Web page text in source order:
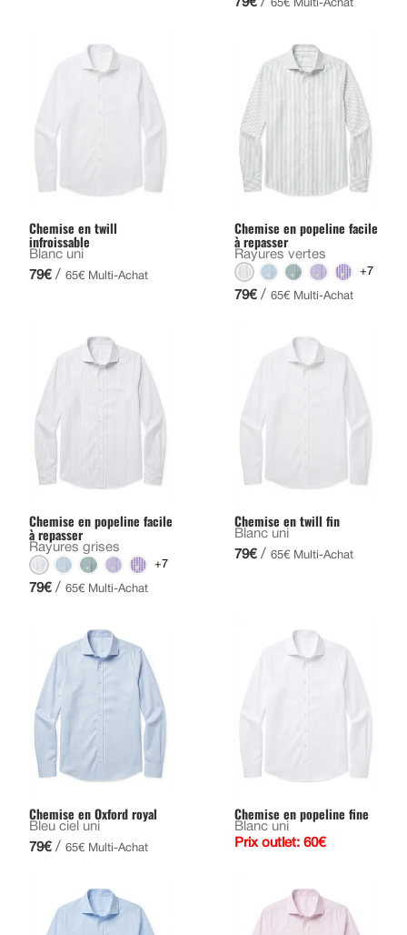
79€ 65€ Multi-Achat
Chemise en twill
infroissable
Blanc uni
79€ / 65€ Multi-Achat
Chemise en popeline facile
à repasser
Rayures vertes
+7
79€ / 65€ Multi-Achat
Chemise en popeline facile
à repasser
Rayures grises
+7
79€ / 65€ Multi-Achat
Chemise en twill fin
Blanc uni
79€ / 65€ Multi-Achat
Chemise en Oxford royal
Bleu ciel uni
79€ / 65€ Multi-Achat
Chemise en popeline fine
Blanc uni
Prix outlet: 60€